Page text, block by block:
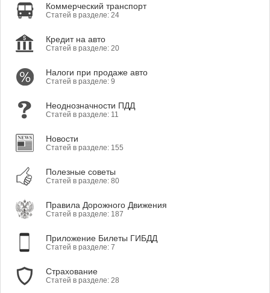
Коммерческий транспорт
Статей в разделе: 24
Кредит на авто
Статей в разделе: 20
Налоги при продаже авто
Статей в разделе: 9
Неоднозначности ПДД
Статей в разделе: 11
Новости
Статей в разделе: 155
Полезные советы
Статей в разделе: 80
Правила Дорожного Движения
Статей в разделе: 187
Приложение Билеты ГИБДД
Статей в разделе: 7
Страхование
Статей в разделе: 28